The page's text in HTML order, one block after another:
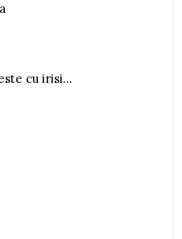
cu irisi...